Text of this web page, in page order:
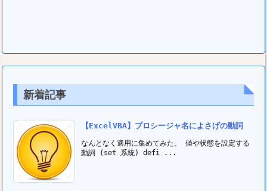
新着記事
【ExcelVBA】プロシージャ名によさげの動詞
なんとなく適用に集めてみた。 値や状態を設定する
動詞 (set 系統) defi ...